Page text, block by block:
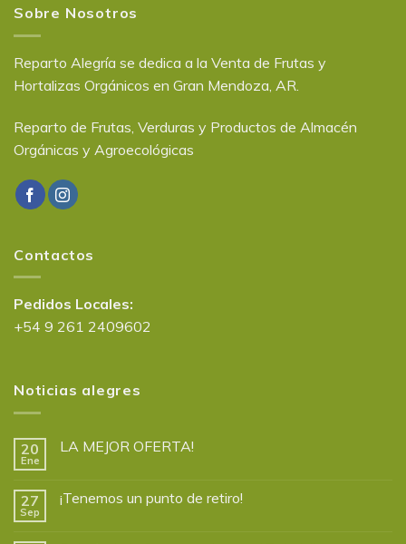
Sobre Nosotros
Reparto Alegría se dedica a la Venta de Frutas y
Hortalizas Orgánicos en Gran Mendoza, AR.
Reparto de Frutas, Verduras y Productos de Almacén
Orgánicas y Agroecológicas
Contactos
Pedidos Locales:
+54 9 261 2409602
Noticias alegres
20
Ene
LA MEJOR OFERTA!
27
Sep
¡Tenemos un punto de retiro!